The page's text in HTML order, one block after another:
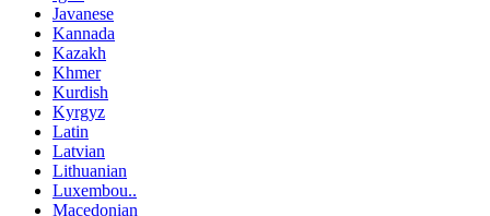
Javanese
Kannada
Kazakh
Khmer
Kurdish
Kyrgyz
Latin
Latvian
Lithuanian
Luxembou..
Macedonian